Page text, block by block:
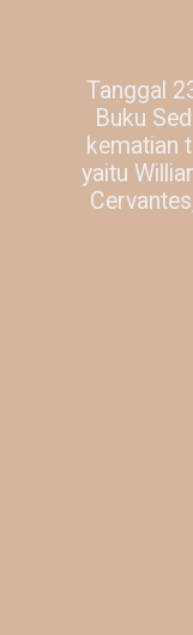
Tanggal
Buku
kematian
yaitu